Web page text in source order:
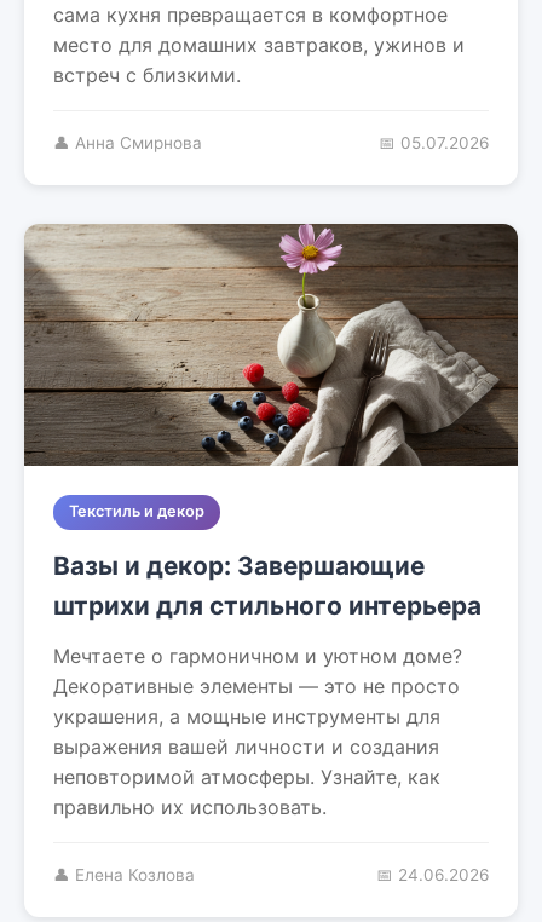
сама кухня превращается в комфортное
место для домашних завтраков, ужинов и
встреч с близкими.
👤 Анна Смирнова 📅 05.07.2026
Текстиль и декор
Вазы и декор: Завершающие
штрихи для стильного интерьера
Мечтаете о гармоничном и уютном доме?
Декоративные элементы — это не просто
украшения, а мощные инструменты для
выражения вашей личности и создания
неповторимой атмосферы. Узнайте, как
правильно их использовать.
👤 Елена Козлова 📅 24.06.2026